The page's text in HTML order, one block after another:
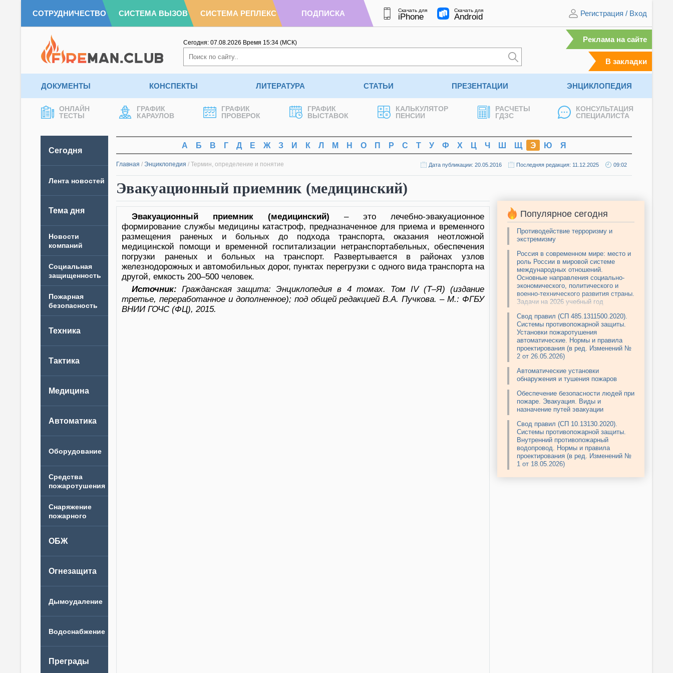
СОТРУДНИЧЕСТВО СИСТЕМА ВЫЗОВ СИСТЕМА РЕПЛЕКС ПОДПИСКА Скачать для
iPhone
Скачать для
Android Регистрация / Вход
Сегодня: 07.08.2026 Время 15:34 (МСК) Реклама на сайте
В закладки
ДОКУМЕНТЫ КОНСПЕКТЫ ЛИТЕРАТУРА СТАТЬИ ПРЕЗЕНТАЦИИ ЭНЦИКЛОПЕДИЯ
ОНЛАЙН
ТЕСТЫ
ГРАФИК
КАРАУЛОВ
ГРАФИК
ПРОВЕРОК
ГРАФИК
ВЫСТАВОК
КАЛЬКУЛЯТОР
ПЕНСИИ
РАСЧЕТЫ
ГДЗС
КОНСУЛЬТАЦИЯ
СПЕЦИАЛИСТА
Сегодня
Лента новостей
Тема дня
Новости
компаний
А Б В Г Д Е Ж З И К Л М Н О П Р С Т У Ф Х Ц Ч Ш Щ Э Ю Я
Главная / Энциклопедия / Термин, определение и понятие Дата публикации: 20.05.2016 Последняя редакция: 11.12.2025 09:02
Эвакуационный приемник (медицинский)
Эвакуационный приемник (медицинский) – это лечебно-эвакуационное
формирование службы медицины катастроф, предназначенное для приема и временного
размещения раненых и больных до подхода транспорта, оказания неотложной
медицинской помощи и временной госпитализации нетранспортабельных, обеспечения
погрузки раненых и больных на транспорт. Развертывается в районах узлов
железнодорожных и автомобильных дорог, пунктах перегрузки с одного вида транспорта на
другой, емкость 200–500 человек.
Источник: Гражданская защита: Энциклопедия в 4 томах. Том IV (Т–Я) (издание
третье, переработанное и дополненное); под общей редакцией В.А. Пучкова. – М.: ФГБУ
ВНИИ ГОЧС (ФЦ), 2015.
Популярное сегодня
Противодействие терроризму и
экстремизму
Россия в современном мире: место и
роль России в мировой системе
международных отношений.
Основные направления социально-
экономического, политического и
военно-технического развития страны.
Задачи на 2026 учебный год
Свод правил (СП 485.1311500.2020).
Системы противопожарной защиты.
Установки пожаротушения
автоматические. Нормы и правила
проектирования (в ред. Изменений №
2 от 26.05.2026)
Автоматические установки
обнаружения и тушения пожаров
Обеспечение безопасности людей при
пожаре. Эвакуация. Виды и
назначение путей эвакуации
Свод правил (СП 10.13130.2020).
Системы противопожарной защиты.
Внутренний противопожарный
водопровод. Нормы и правила
проектирования (в ред. Изменений №
1 от 18.05.2026)